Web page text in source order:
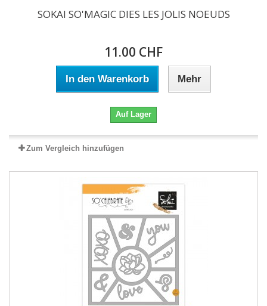
SOKAI SO'MAGIC DIES LES JOLIS NOEUDS
11.00 CHF
In den Warenkorb Mehr
Auf Lager
Zum Vergleich hinzufügen